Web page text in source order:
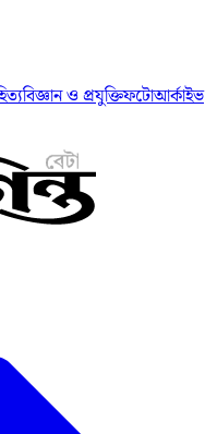
বিজ্ঞান ও প্রযুক্তিফটোআর্কাইভ